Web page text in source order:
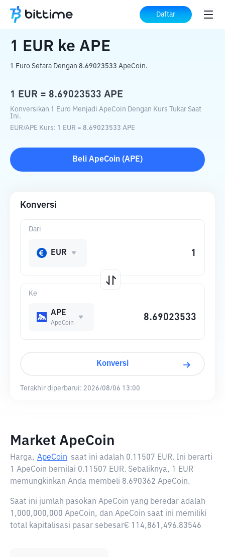
Daftar
Beranda Konverter Kripto ke APE
1 EUR ke APE
1 Euro Setara Dengan 8.69023533 ApeCoin.
1 EUR = 8.69023533 APE
Konversikan 1 Euro Menjadi ApeCoin Dengan Kurs Tukar Saat
Ini.
EUR/APE Kurs: 1 EUR = 8.69023533 APE
Beli ApeCoin (APE)
Konversi
Ke
APE
ApeCoin
Dari
EUR
Konversi
Terakhir diperbarui: 2026/08/06 13:00
Market ApeCoin
Harga, ApeCoin saat ini adalah 0.11507 EUR. Ini berarti
1 ApeCoin bernilai 0.11507 EUR. Sebaliknya, 1 EUR
memungkinkan Anda membeli 8.690362 ApeCoin.
Saat ini jumlah pasokan ApeCoin yang beredar adalah
1,000,000,000 ApeCoin, dan ApeCoin saat ini memiliki
total kapitalisasi pasar sebesar€ 114,861,496.83546